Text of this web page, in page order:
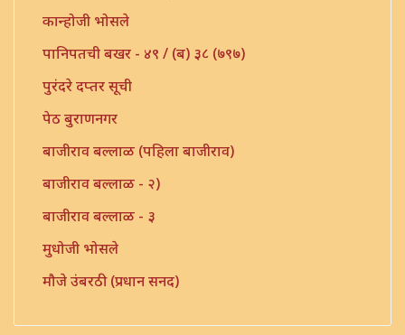
कान्होजी भोसले
पानिपतची बखर - ४९ / (ब) ३८ (७९७)
पुरंदरे दप्तर सूची
पेठ बुराणनगर
बाजीराव बल्लाळ (पहिला बाजीराव)
बाजीराव बल्लाळ - २)
बाजीराव बल्लाळ - ३
मुधोजी भोसले
मौजे उंबरठी (प्रधान सनद)